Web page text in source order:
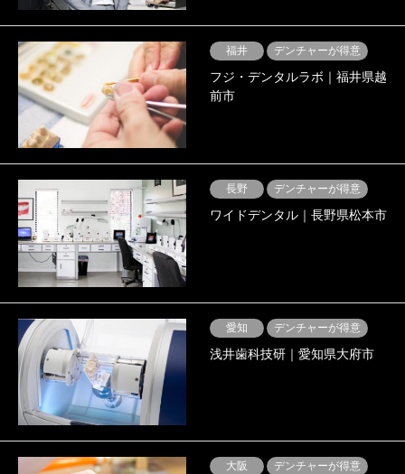
福井 デンチャーが得意
フジ・デンタルラボ｜福井県越
前市
長野 デンチャーが得意
ワイドデンタル｜長野県松本市
愛知 デンチャーが得意
浅井歯科技研｜愛知県大府市
大阪 デンチャーが得意